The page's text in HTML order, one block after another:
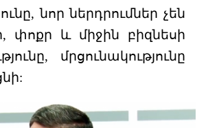
նոր ներդրումներ չեն
փոքր և միջին բիզնեսի
մրցունակությունը